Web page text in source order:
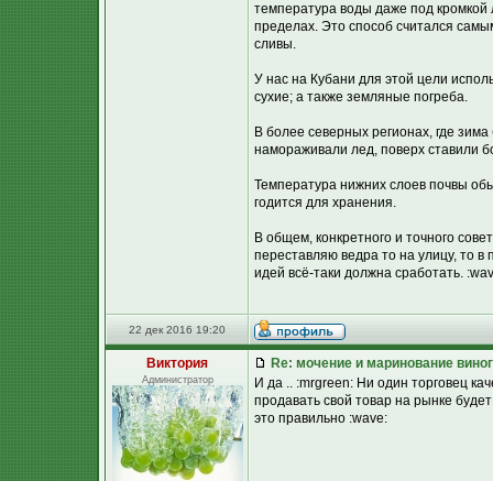
температура воды даже под
пределах. Это способ считался
сливы.
У нас на Кубани для этой цели
сухие; а также земляные погреба.
В более северных регионах, где
намораживали лед, поверх ставили
Температура нижних слоев почвы
годится для хранения.
В общем, конкретного и точного
переставляю ведра то на улицу, то
идей всё-таки должна сработать.
22 дек 2016 19:20
Виктория
Администратор
Re: мочение и маринование
И да .. :mrgreen: Ни один торговец
продавать свой товар на рынке
это правильно :wave: